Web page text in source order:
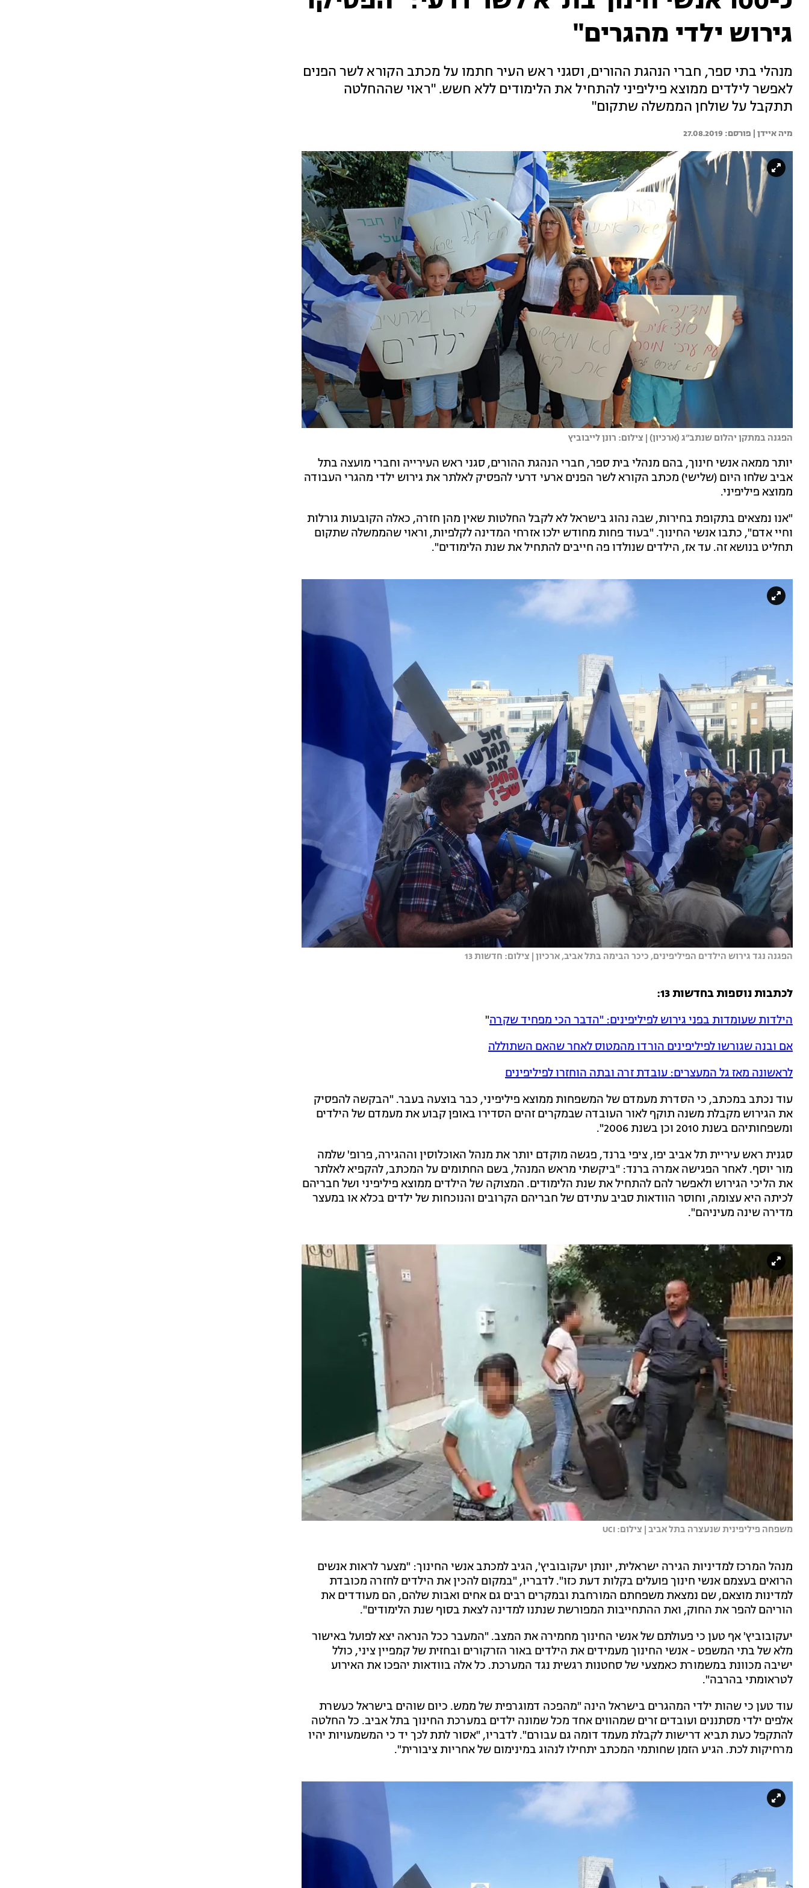
גירוש ילדי מהגרים"
מנהלי בתי ספר, חברי הנהגת ההורים, וסגני ראש העיר חתמו על מכתב הקורא לשר הפנים
לאפשר לילדים ממוצא פיליפיני להתחיל את הלימודים ללא חשש. "ראוי שההחלטה
תתקבל על שולחן הממשלה שתקום"
מיה איידן | 27.08.2019
הפגנה במתקן יהלום שנתב״ג (ארכיון) | צילום: רונן לייבוביץ
יותר ממאה אנשי חינוך, בהם מנהלי בית ספר, חברי הנהגת ההורים, סגני ראש העירייה וחברי מועצה בתל
אביב שלחו היום (שלישי) מכתב הקורא לשר הפנים ארעי דרעי להפסיק לאלתר את גירוש ילדי מהגרי העבודה
ממוצא פיליפיני.
"אנו נמצאים בתקופת בחירות, שבה נהוג בישראל לא לקבל החלטות שאין מהן חזרה, כאלה הקובעות גורלות
וחיי אדם", כתבו אנשי החינוך. "בעוד פחות מחודש ילכו אזרחי המדינה לקלפיות, וראוי שהממשלה שתקום
תחליט בנושא זה. עד אז, הילדים שנולדו פה חייבים להתחיל את שנת הלימודים".
הפגנה נגד גירוש הילדים הפיליפינים, כיכר הבימה בתל אביב, ארכיון | צילום: חדשות 13
לכתבות נוספות בחדשות 13:
הילדות שעומדות בפני גירוש לפיליפינים: "הדבר הכי מפחיד שקרה"
אם ובנה שגורשו לפיליפינים הורדו מהמטוס לאחר שהאם השתוללה
לראשונה מאז גל המעצרים: עובדת זרה ובתה הוחזרו לפיליפינים
עוד נכתב במכתב, כי הסדרת מעמדם של המשפחות ממוצא פיליפיני, כבר בוצעה בעבר. "הבקשה להפסיק
את הגירוש מקבלת משנה תוקף לאור העובדה שבמקרים זהים הסדירו באופן קבוע את מעמדם של הילדים
ומשפחותיהם בשנת 2010 וכן בשנת 2006".
סגנית ראש עיריית תל אביב יפו, ציפי ברנד, פגשה מוקדם יותר את מנהל האוכלוסין וההגירה, פרופ' שלמה
מור יוסף. לאחר הפגישה אמרה ברנד: "ביקשתי מראש המנהל, בשם החתומים על המכתב, להקפיא לאלתר
את הליכי הגירוש ולאפשר להם להתחיל את שנת הלימודים. המצוקה של הילדים ממוצא פיליפיני ושל חבריהם
לכיתה היא עצומה, וחוסר הוודאות סביב עתידם של חבריהם הקרובים והנוכחות של ילדים בכלא או במעצר
מדירה שינה מעיניהם".
משפחה פיליפינית שנעצרה בתל אביב | צילום: UCI
מנהל המרכז למדיניות הגירה ישראלית, יונתן יעקובוביץ', הגיב למכתב אנשי החינוך: "מצער לראות אנשים
הרואים בעצמם אנשי חינוך פועלים בקלות דעת כזו". לדבריו, "במקום להכין את הילדים לחזרה מכובדת
למדינות מוצאם, שם נמצאת משפחתם המורחבת ובמקרים רבים גם אחים ואבות שלהם, הם מעודדים את
הוריהם להפר את החוק, ואת ההתחייבות המפורשת שנתנו למדינה לצאת בסוף שנת הלימודים".
יעקובוביץ' אף טען כי פעולתם של אנשי החינוך מחמירה את המצב. "המעבר ככל הנראה יצא לפועל באישור
מלא של בתי המשפט - אנשי החינוך מעמידים את הילדים באור הזרקורים ובחזית של קמפיין ציני, כולל
ישיבה מכוונת במשמורת כאמצעי של סחטנות רגשית נגד המערכת. כל אלה בוודאות יהפכו את האירוע
לטראומתי בהרבה".
עוד טען כי שהות ילדי המהגרים בישראל הינה "מהפכה דמוגרפית של ממש. כיום שוהים בישראל כעשרת
אלפים ילדי מסתננים ועובדים זרים שמהווים אחד מכל שמונה ילדים במערכת החינוך בתל אביב. כל החלטה
להתקפל כעת תביא דרישות לקבלת מעמד דומה גם עבורם". לדבריו, "אסור לתת לכך יד כי המשמעויות יהיו
מרחיקות לכת. הגיע הזמן שחותמי המכתב יתחילו לנהוג במינימום של אחריות ציבורית".